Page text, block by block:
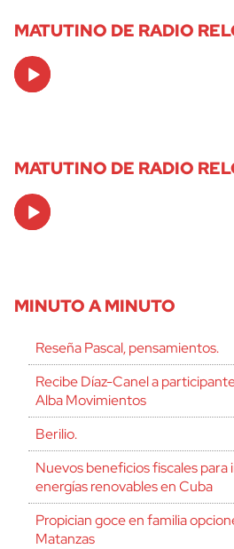
MATUTINO DE RADIO
Audio
Player
MATUTINO DE RADIO
Audio
Player
MINUTO A MINUTO
Reseña Pascal, pensamientos.
Recibe Díaz-Canel a
Alba Movimientos
Berilio.
Nuevos beneficios fiscales para
energías renovables en Cuba
Propician goce en familia
Matanzas